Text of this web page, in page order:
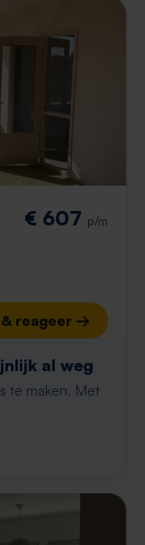
€ 607 p/m
& reageer →
al weg
te maken. Met